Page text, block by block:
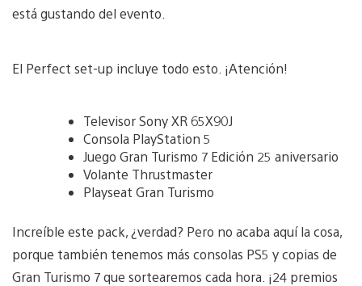
está gustando del evento.
El Perfect set-up incluye todo esto. ¡Atención!
Televisor Sony XR 65X90J
Consola PlayStation 5
Juego Gran Turismo 7 Edición 25 aniversario
Volante Thrustmaster
Playseat Gran Turismo
Increíble este pack, ¿verdad? Pero no acaba aquí la cosa,
porque también tenemos más consolas PS5 y copias de
Gran Turismo 7 que sortearemos cada hora. ¡24 premios